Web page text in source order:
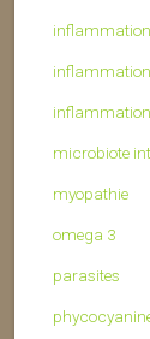
microbiote
myopathie
omega 3
parasites